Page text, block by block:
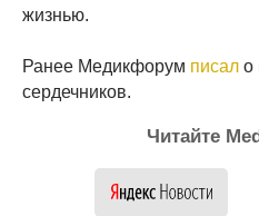
жизнью.
Ранее Медикфорум писал о
сердечников.
Читайте